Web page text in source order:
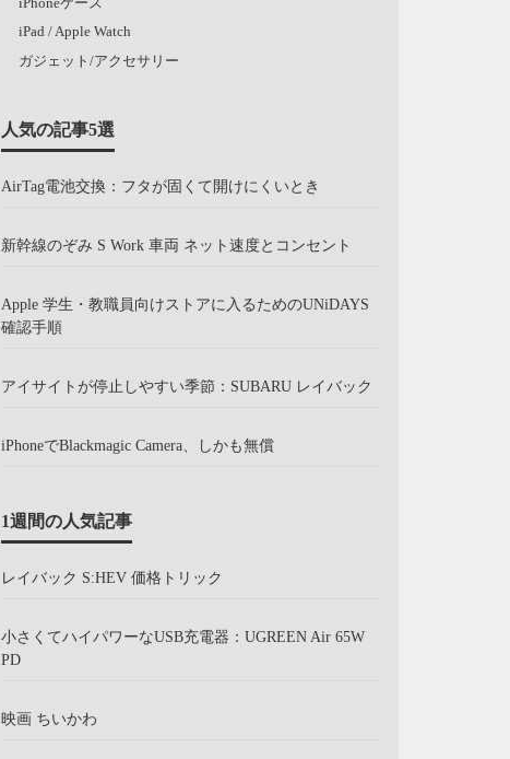
iPad / Apple Watch
ガジェット/アクセサリー
人気の記事5選
AirTag電池交換：フタが固くて開けにくいとき
新幹線のぞみ S Work 車両 ネット速度とコンセント
Apple 学生・教職員向けストアに入るためのUNiDAYS
確認手順
アイサイトが停止しやすい季節：SUBARU レイバック
iPhoneでBlackmagic Camera、しかも無償
1週間の人気記事
レイバック S:HEV 価格トリック
小さくてハイパワーなUSB充電器：UGREEN Air 65W
PD
映画 ちいかわ